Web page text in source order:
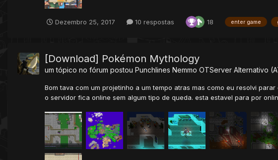
Dezembro 25, 2017 10 respostas 18 enter game
[Download] Pokémon Mythology
um tópico no fórum postou Punchlines Nemmo OTServer Alternativo
Bom tava com um projetinho a um tempo atras mas como eu resolvi
o servidor fica online sem algum tipo de queda. esta estavel para por